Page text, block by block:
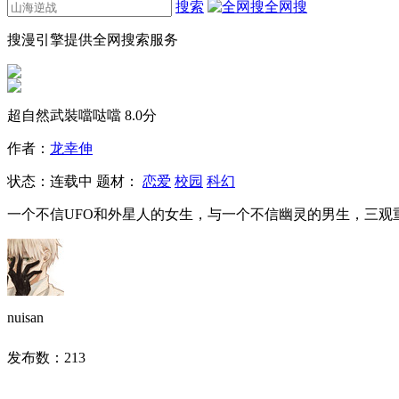
搜索 全网搜
搜漫引擎提供全网搜索服务
超自然武裝噹哒噹 8.0分
作者： 龙幸伸
状态： 连载中 题材： 恋爱 校园 科幻
一个不信UFO和外星人的女生，与一个不信幽灵的男生，三观
nuisan
发布数： 213